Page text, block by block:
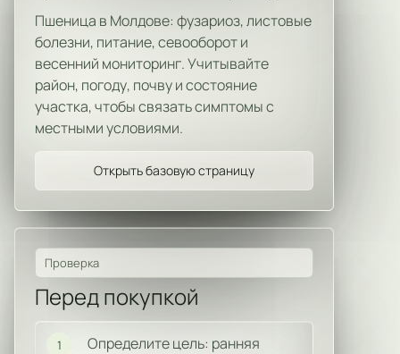
Пшеница в Молдове: фузариоз, листовые
болезни, питание, севооборот и
весенний мониторинг. Учитывайте
район, погоду, почву и состояние
участка, чтобы связать симптомы с
местными условиями.
Открыть базовую страницу
Проверка
Перед покупкой
1
Определите цель: ранняя